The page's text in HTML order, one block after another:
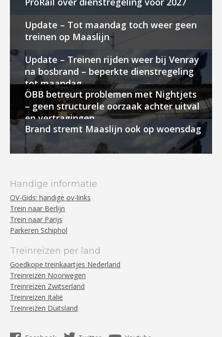
Update – Tot maandag toch weer geen
treinen op Maaslijn
Update – Treinen rijden weer bij Venray
na bosbrand – beperkte dienstregeling
tot maandag
ÖBB betreurt problemen met Nightjets
– geen structurele oorzaak achter uitval
en vertragingen
Brand stremt Maaslijn ook op woensdag
Handige informatie
OV-Gids: handige ov-links
Trein naar Berlijn
Trein naar Parijs
Parkeren Schiphol
Treinreizen per land
Goedkope treinkaartjes Nederland
Treinreizen Noorwegen
Treinreizen Zwitserland
Treinreizen Italië
Treinreizen Duitsland